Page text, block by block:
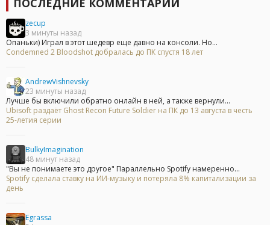
zecup
3 минуты назад
Опаньки) Играл в этот шедевр еще давно на консоли. Но...
Condemned 2 Bloodshot добралась до ПК спустя 18 лет
AndrewVishnevsky
23 минуты назад
Лучше бы включили обратно онлайн в ней, а также вернули...
Ubisoft раздаёт Ghost Recon Future Soldier на ПК до 13 августа в честь
25-летия серии
BulkyImagination
48 минут назад
"Вы не понимаете это другое" Параллельно Spotify намеренно...
Spotify сделала ставку на ИИ-музыку и потеряла 8% капитализации за
день
Egrassa